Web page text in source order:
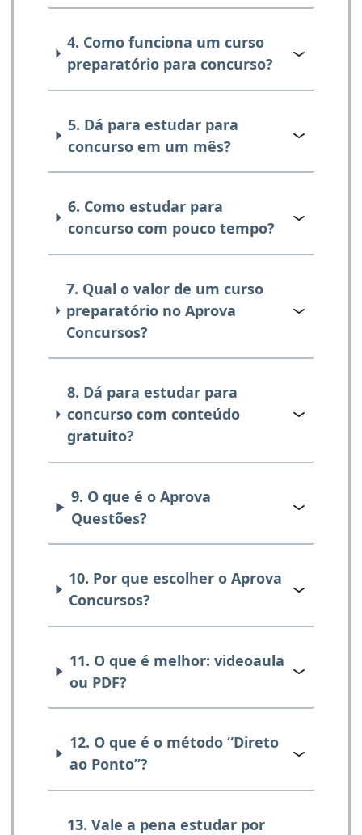
4. Como funciona um curso
preparatório para concurso?
5. Dá para estudar para
concurso em um mês?
6. Como estudar para
concurso com pouco tempo?
7. Qual o valor de um curso
preparatório no Aprova
Concursos?
8. Dá para estudar para
concurso com conteúdo
gratuito?
9. O que é o Aprova
Questões?
10. Por que escolher o Aprova
Concursos?
11. O que é melhor: videoaula
ou PDF?
12. O que é o método “Direto
ao Ponto”?
13. Vale a pena estudar por